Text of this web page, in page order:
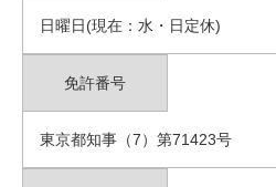
日曜日(現在：水・日定休)
免許番号
東京都知事（7）第71423号